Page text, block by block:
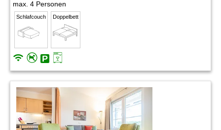
max. 4 Personen
Schlafcouch Doppelbett